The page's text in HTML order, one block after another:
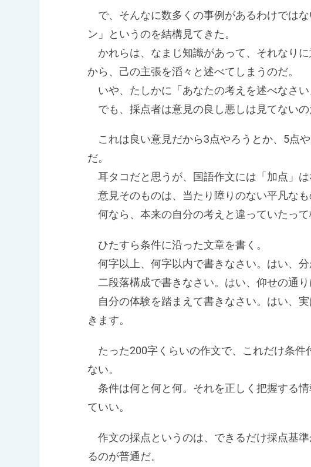
で、そんなに数多くの事例があるわけでは
ン」というのを結構見てきた。
かれらは、なまじ知識があって、それなり
から、己の主張を滔々と述べてしまうのだ。
いや、たしかに「あなたの考えを述べなさい
でも、採点者は意見の良し悪しは見てないの
これは良い意見だから3点やろうとか、5点
だ。
耳タコだと思うが、国語作文には「加点」は
意見そのものは、当たり障りのない平凡なも
何なら、本来の自分の考えと違っていたって
ひたすら条件に沿った文章を書く。
何字以上、何字以内で書きなさい。はい、分
二段落構成で書きなさい。はい、仰せの通り
自分の体験を踏まえて書きなさい。はい、
きます。
たった200字くらいの作文で、これだけ条件
ない。
条件は何と何と何。それを正しく把握する
ていい。
作文の採点というのは、できるだけ採点基
るのが普通だ。